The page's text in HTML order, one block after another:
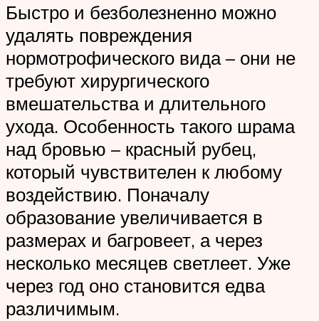
Быстро и безболезненно можно
удалять повреждения
нормотрофического вида – они не
требуют хирургического
вмешательства и длительного
ухода. Особенность такого шрама
над бровью – красный рубец,
который чувствителен к любому
воздействию. Поначалу
образование увеличивается в
размерах и багровеет, а через
несколько месяцев светлеет. Уже
через год оно становится едва
различимым.